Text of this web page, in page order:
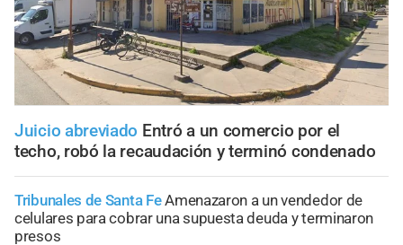
Juicio abreviado Entró a un comercio por el
techo, robó la recaudación y terminó condenado
Tribunales de Santa FeAmenazaron a un vendedor de
celulares para cobrar una supuesta deuda y terminaron
presos